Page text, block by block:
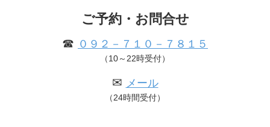
ご予約・お問合せ
☎ ０９２－７１０－７８１５
（10～22時受付）
✉ メール
（24時間受付）